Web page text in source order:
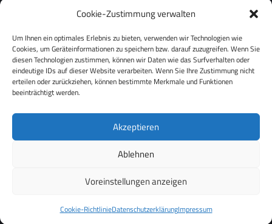
Cookie-Zustimmung verwalten
Um Ihnen ein optimales Erlebnis zu bieten, verwenden wir Technologien wie
Cookies, um Geräteinformationen zu speichern bzw. darauf zuzugreifen. Wenn Sie
diesen Technologien zustimmen, können wir Daten wie das Surfverhalten oder
eindeutige IDs auf dieser Website verarbeiten. Wenn Sie Ihre Zustimmung nicht
erteilen oder zurückziehen, können bestimmte Merkmale und Funktionen
beeinträchtigt werden.
Akzeptieren
Ablehnen
Voreinstellungen anzeigen
Cookie-RichtlinieDatenschutzerklärungImpressum
Über uns
Karriere
Pressespiegel
Werksverkauf
© deVries Group